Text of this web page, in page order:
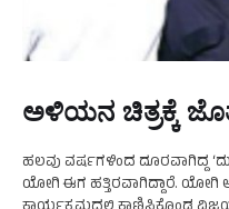
ಅಳಿಯನ ಚಿತ್ರಕ್ಕೆ
ಹಲವು ವರ್ಷಗಳಿಂದ ದೂರವಾಗಿದ್ದ
ಯೋಗಿ ಈಗ ಹತ್ತಿರವಾಗಿದ್ದಾರೆ. ಯೋಗಿ